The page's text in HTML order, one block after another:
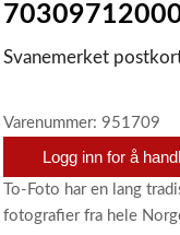
Svanemerket
Varenummer: 951709
Logg inn for å
To-Foto har en lang
fotografier fra hele